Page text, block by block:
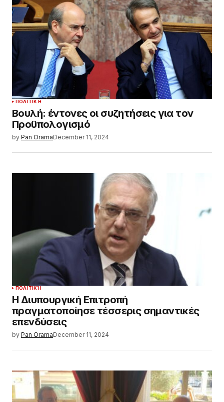
ΠΟΛΙΤΙΚΉ
Βουλή: έντονες οι συζητήσεις για τον
Προϋπολογισμό
by Pan OramaDecember 11, 2024
ΠΟΛΙΤΙΚΉ
Η Διυπουργική Επιτροπή
πραγματοποίησε τέσσερις σημαντικές
επενδύσεις
by Pan OramaDecember 11, 2024